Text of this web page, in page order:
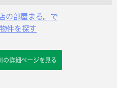
の部屋まる。で
件を探す
の詳細ページを見る